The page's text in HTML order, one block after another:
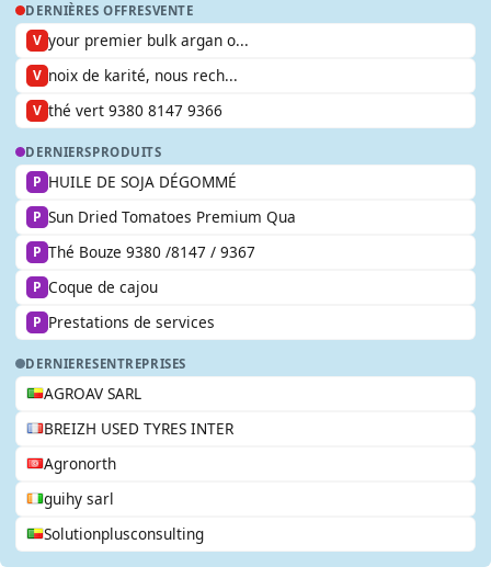
DERNIÈRES OFFRESVENTE
V your premier bulk argan o...
V noix de karité, nous rech...
V thé vert 9380 8147 9366
DERNIERSPRODUITS
P HUILE DE SOJA DÉGOMMÉ
P Sun Dried Tomatoes Premium Qua
P Thé Bouze 9380 /8147 / 9367
P Coque de cajou
P Prestations de services
DERNIERESENTREPRISES
AGROAV SARL
BREIZH USED TYRES INTER
Agronorth
guihy sarl
Solutionplusconsulting